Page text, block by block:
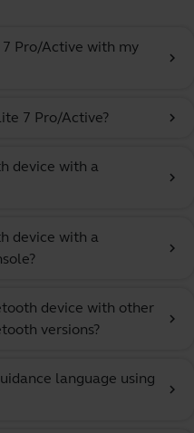
Pro/Active with my
chevron_right
7 Pro/Active? chevron_right
device with a
chevron_right
device with a
chevron_right
device with other
versions?
chevron_right
language using
chevron_right